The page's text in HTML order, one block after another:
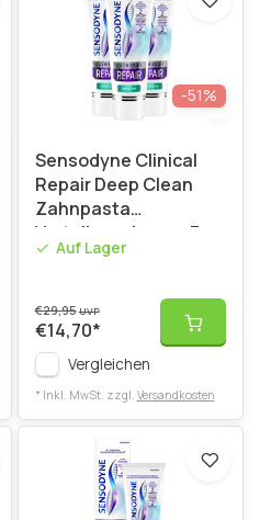
-51%
Sensodyne Clinical
Repair Deep Clean
Zahnpasta
Vorteilspackung – 3 x
75 mlAuf Lager
€29,95UVP
€14,70*
Vergleichen
* Inkl. MwSt. zzgl. Versandkosten